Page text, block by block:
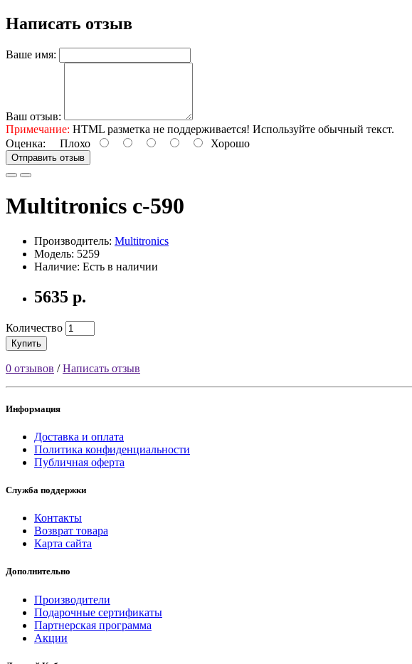
Написать отзыв
Ваше имя:
Ваш отзыв:
Примечание: HTML разметка не поддерживается! Используйте обычный текст.
Оценка: Плохо Хорошо
Отправить отзыв
Multitronics с-590
Производитель: Multitronics
Модель: 5259
Наличие: Есть в наличии
5635 р.
Количество
Купить
0 отзывов /Написать отзыв
Информация
Доставка и оплата
Политика конфиденциальности
Публичная оферта
Служба поддержки
Контакты
Возврат товара
Карта сайта
Дополнительно
Производители
Подарочные сертификаты
Партнерская программа
Акции